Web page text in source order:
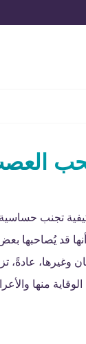
تجنب
قد يُصاحبها
عادةً،
منها